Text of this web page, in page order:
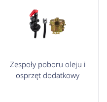
Zespoły poboru oleju i
osprzęt dodatkowy